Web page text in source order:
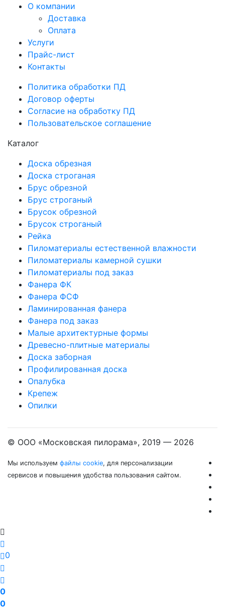
О компании
Доставка
Оплата
Услуги
Прайс-лист
Контакты
Политика обработки ПД
Договор оферты
Согласие на обработку ПД
Пользовательское соглашение
Каталог
Доска обрезная
Доска строганая
Брус обрезной
Брус строганый
Брусок обрезной
Брусок строганый
Рейка
Пиломатериалы естественной влажности
Пиломатериалы камерной сушки
Пиломатериалы под заказ
Фанера ФК
Фанера ФСФ
Ламинированная фанера
Фанера под заказ
Малые архитектурные формы
Древесно-плитные материалы
Доска заборная
Профилированная доска
Опалубка
Крепеж
Опилки
© ООО «Московская пилорама», 2019 — 2026
Мы используем файлы cookie, для персонализации
сервисов и повышения удобства пользования сайтом.
0
0
0